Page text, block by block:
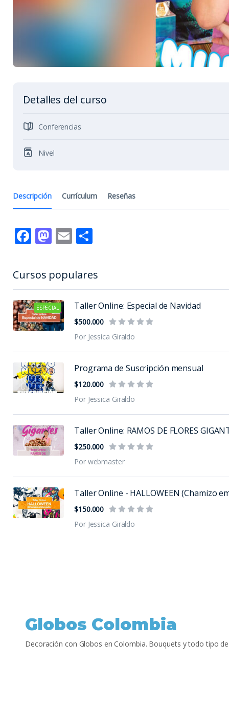
Descripción Currículum Reseñas
Facebook
Mastodon
Email
Detalles del curso
Conferencias
Nivel
Cursos populares
ESPECIAL Taller Online: Especial de Navidad
$500.000
Por Jessica Giraldo
Programa de Suscripción mensual
$120.000
Por Jessica Giraldo
Taller Online: RAMOS DE FLORES
$250.000
Por webmaster
Taller Online - HALLOWEEN (Chamizo
$150.000
Por Jessica Giraldo
Globos Colombia
Decoración con Globos en Colombia. Bouquets y todo tipo